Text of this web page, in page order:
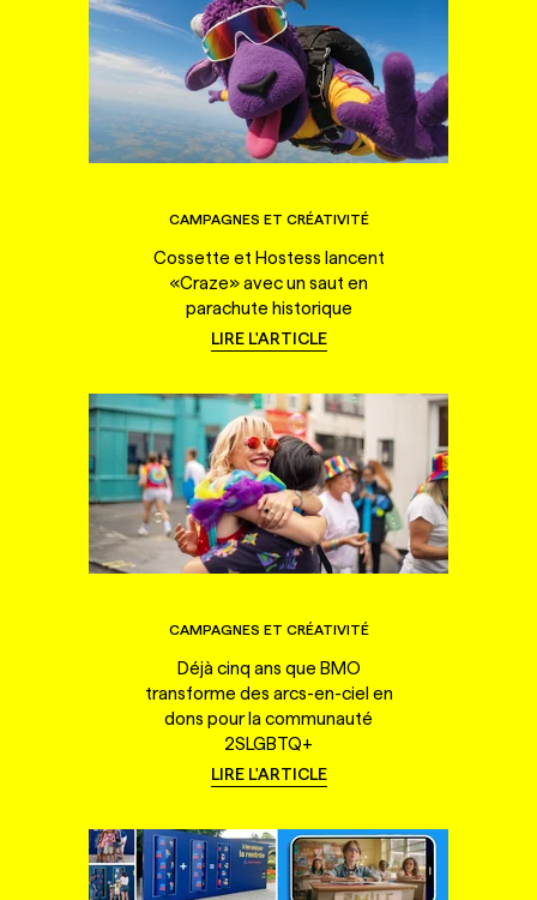
CAMPAGNES ET CRÉATIVITÉ
Cossette et Hostess lancent
«Craze» avec un saut en
parachute historique
LIRE L'ARTICLE
CAMPAGNES ET CRÉATIVITÉ
Déjà cinq ans que BMO
transforme des arcs-en-ciel en
dons pour la communauté
2SLGBTQ+
LIRE L'ARTICLE